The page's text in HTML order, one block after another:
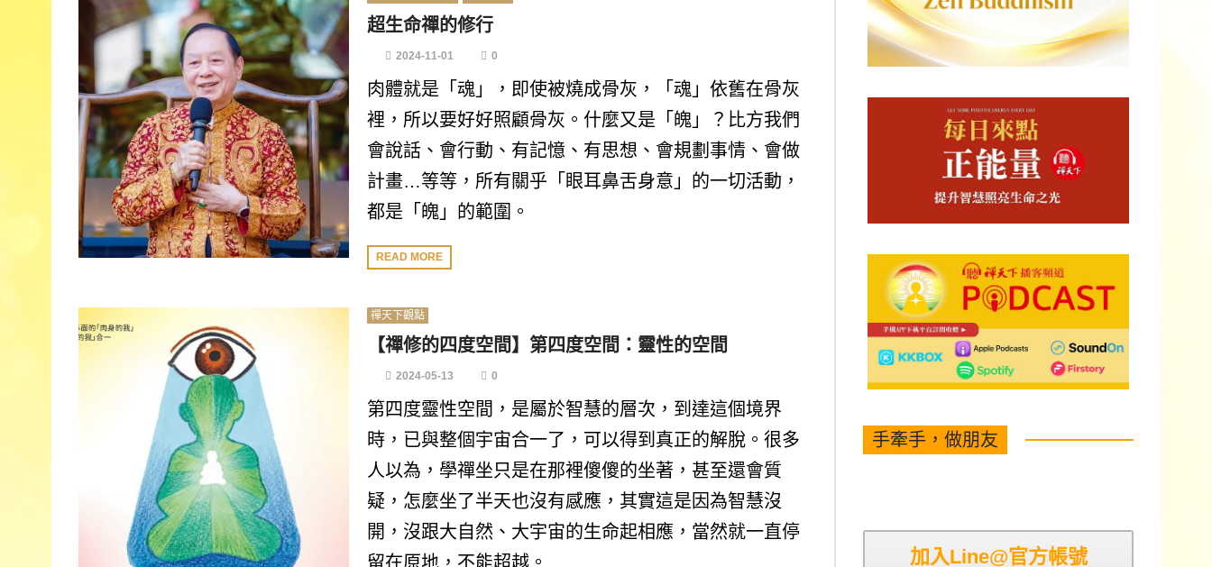
超生命禪的修行
2024-11-01 0
肉體就是「魂」，即使被燒成骨灰，「魂」依舊在骨灰
裡，所以要好好照顧骨灰。什麼又是「魄」？比方我們
會說話、會行動、有記憶、有思想、會規劃事情、會做
計畫…等等，所有關乎「眼耳鼻舌身意」的一切活動，
都是「魄」的範圍。
READ MORE
禪天下觀點
【禪修的四度空間】第四度空間：靈性的空間
2024-05-13 0
第四度靈性空間，是屬於智慧的層次，到達這個境界
時，已與整個宇宙合一了，可以得到真正的解脫。很多
人以為，學禪坐只是在那裡傻傻的坐著，甚至還會質
疑，怎麼坐了半天也沒有感應，其實這是因為智慧沒
開，沒跟大自然、大宇宙的生命起相應，當然就一直停
留在原地，不能超越。
手牽手，做朋友
加入Line@官方帳號